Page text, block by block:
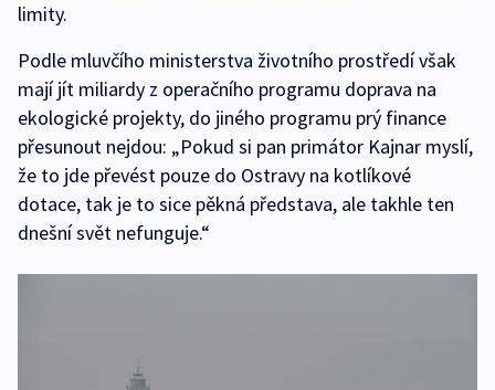
limity.
Podle mluvčího ministerstva životního prostředí však
mají jít miliardy z operačního programu doprava na
ekologické projekty, do jiného programu prý finance
přesunout nejdou: „Pokud si pan primátor Kajnar myslí,
že to jde převést pouze do Ostravy na kotlíkové
dotace, tak je to sice pěkná představa, ale takhle ten
dnešní svět nefunguje.“